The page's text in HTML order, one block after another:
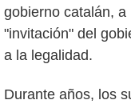
gobierno catalán,
"invitación" del
a la legalidad.
Durante años, los